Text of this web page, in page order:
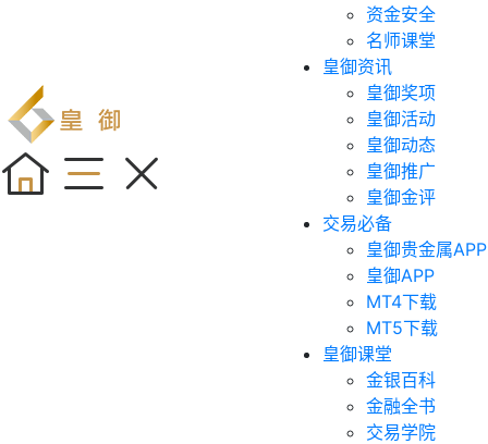
资金安全
名师课堂
皇御资讯
皇御奖项
皇御活动
皇御动态
皇御推广
皇御金评
交易必备
皇御贵金属APP
皇御APP
MT4下载
MT5下载
皇御课堂
金银百科
金融全书
交易学院